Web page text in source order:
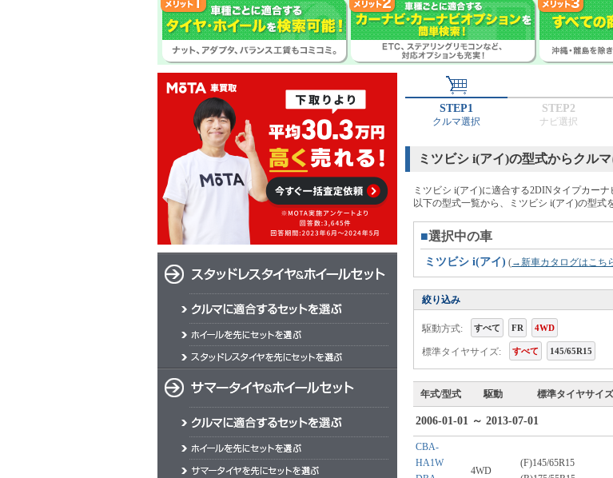
STEP1
クルマ選択
STEP2
ナビ選択
ミツビシ i(アイ)の型式からクル
ミツビシ i(アイ)に適合する2DINタイプカーナ
以下の型式一覧から、ミツビシ i(アイ)の型式
■選択中の車
ミツビシ i(アイ) (→新車カタログはこち
絞り込み
駆動方式: すべて FR 4WD
標準タイヤサイズ: すべて 145/65R15
年式/型式 駆動 標準タイヤサイズ
2006-01-01 ～ 2013-07-01
CBA-
HA1W
4WD
(F)145/65R15